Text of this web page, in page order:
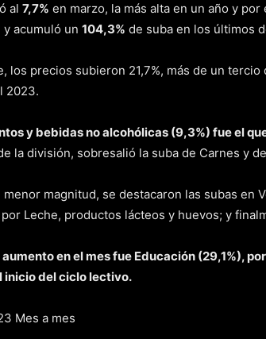
al 7,7% en marzo, la más alta en un año y
acumuló un 104,3% de suba en los últimos
los precios subieron 21,7%, más de un
2023.
y bebidas no alcohólicas (9,3%) fue el
la división, sobresalió la suba de Carnes y
magnitud, se destacaron las subas en
Leche, productos lácteos y huevos; y
en el mes fue Educación (29,1%),
inicio del ciclo lectivo.